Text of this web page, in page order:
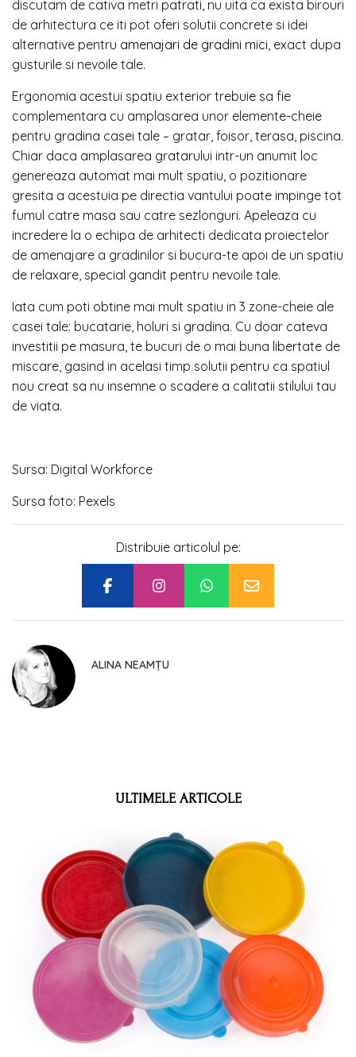
discutam de cativa metri patrati, nu uita ca exista birouri
de arhitectura ce iti pot oferi solutii concrete si idei
alternative pentru amenajari de gradini mici, exact dupa
gusturile si nevoile tale.
Ergonomia acestui spatiu exterior trebuie sa fie
complementara cu amplasarea unor elemente-cheie
pentru gradina casei tale – gratar, foisor, terasa, piscina.
Chiar daca amplasarea gratarului intr-un anumit loc
genereaza automat mai mult spatiu, o pozitionare
gresita a acestuia pe directia vantului poate impinge tot
fumul catre masa sau catre sezlonguri. Apeleaza cu
incredere la o echipa de arhitecti dedicata proiectelor
de amenajare a gradinilor si bucura-te apoi de un spatiu
de relaxare, special gandit pentru nevoile tale.
Iata cum poti obtine mai mult spatiu in 3 zone-cheie ale
casei tale: bucatarie, holuri si gradina. Cu doar cateva
investitii pe masura, te bucuri de o mai buna libertate de
miscare, gasind in acelasi timp solutii pentru ca spatiul
nou creat sa nu insemne o scadere a calitatii stilului tau
de viata.
Sursa: Digital Workforce
Sursa foto: Pexels
Distribuie articolul pe:
ALINA NEAMȚU
ULTIMELE ARTICOLE